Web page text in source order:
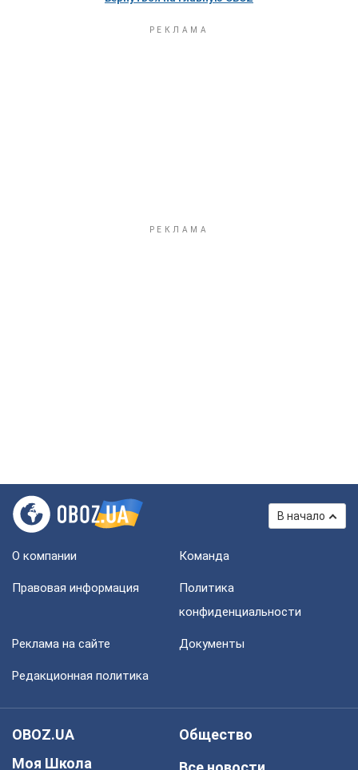
В начало
О компании Команда
Правовая информация
Политика
конфиденциальности
Реклама на сайте Документы
Редакционная политика
OBOZ.UA
Моя Школа
Общество